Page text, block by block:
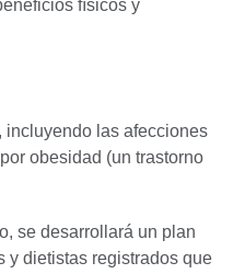
físicos y
incluyendo las afecciones
obesidad (un trastorno
se desarrollará un plan
y dietistas registrados que